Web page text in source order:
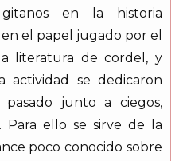
en la historia
el papel jugado por el
literatura de cordel, y
se dedicaron
junto a ciegos,
Para ello se sirve de la
poco conocido sobre